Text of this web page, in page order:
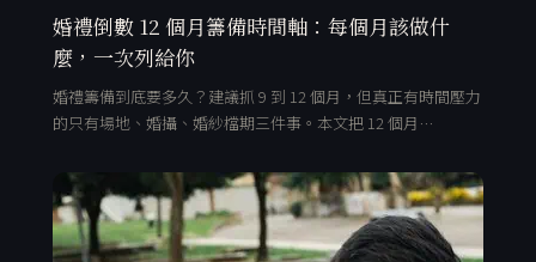
婚禮倒數 12 個月籌備時間軸：每個月該做什
麼，一次列給你
婚禮籌備到底要多久？建議抓 9 到 12 個月，但真正有時間壓力
的只有場地、婚攝、婚紗檔期三件事。本文把 12 個月…